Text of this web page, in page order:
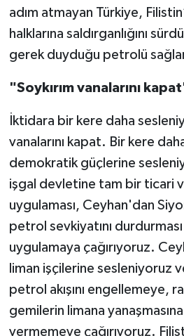
adım atmayan Türkiye,
halklarına saldırganlığını
gerek duyduğu petrolü
"Soykırım vanalarını
İktidara bir kere daha
vanalarını kapat. Bir kere
demokratik güçlerine
işgal devletine tam bir ticari
uygulaması, Ceyhan'dan
petrol sevkiyatını durdurması
uygulamaya çağırıyoruz.
liman işçilerine sesleniyoruz
petrol akışını engellemeye,
gemilerin limana
vermemeye çağırıyoruz.